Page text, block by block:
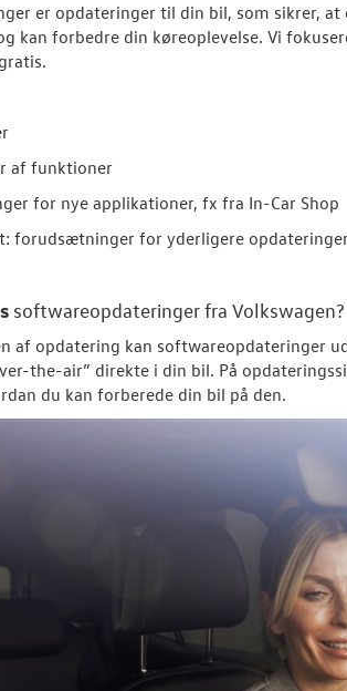
er opdateringer til din bil, som sikrer,
kan forbedre din køreoplevelse. Vi
af funktioner
for nye applikationer, fx fra In-Car Shop
forudsætninger for yderligere opdateringer
softwareopdateringer fra Volkswagen?
af opdatering kan softwareopdateringer
the-air” direkte i din bil. På
du kan forberede din bil på den.